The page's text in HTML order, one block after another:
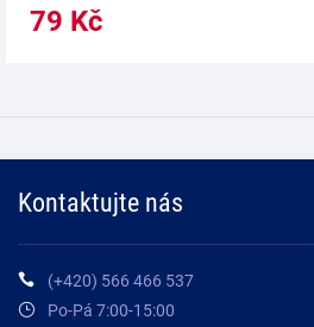
79 Kč
Kontaktujte nás
(+420) 566 466 537
Po-Pá 7:00-15:00